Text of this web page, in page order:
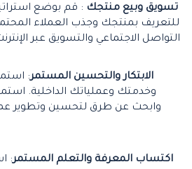
تسويق وبيع منتجك : قم بوضع
للتعريف بمنتجك وجذب العملاء
التواصل الاجتماعي والتسويق عبر
الابتكار والتحسين المستمر:
وخدمتك وعملياتك الداخلية.
وابحث عن طرق لتحسين وتطوير
اكتساب المعرفة والتعلم المستمر: